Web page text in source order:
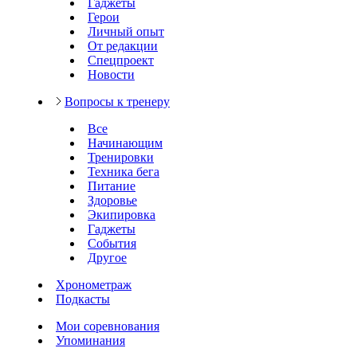
Герои
Личный опыт
От редакции
Спецпроект
Новости
Вопросы к тренеру
Все
Начинающим
Тренировки
Техника бега
Питание
Здоровье
Экипировка
Гаджеты
События
Другое
Хронометраж
Подкасты
Мои соревнования
Упоминания